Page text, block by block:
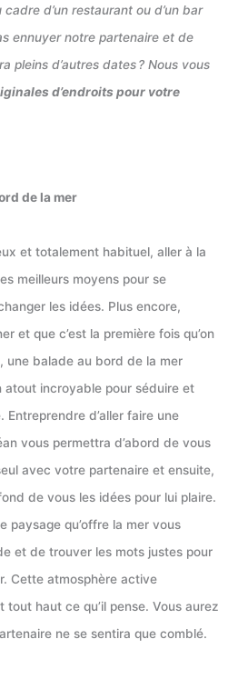
d’un restaurant ou d’un bar
ennuyer notre partenaire et de
pleins d’autres dates ? Nous vous
d’endroits pour votre
de la mer
et totalement habituel, aller à la
meilleurs moyens pour se
les idées. Plus encore,
et que c’est la première fois qu’on
une balade au bord de la mer
atout incroyable pour séduire et
Entreprendre d’aller faire une
vous permettra d’abord de vous
avec votre partenaire et ensuite,
de vous les idées pour lui plaire.
paysage qu’offre la mer vous
et de trouver les mots justes pour
Cette atmosphère active
haut ce qu’il pense. Vous aurez
ne se sentira que comblé.